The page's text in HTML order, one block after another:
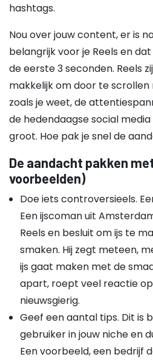
hashtags.
Nou over jouw content, er is
belangrijk voor je Reels en
de eerste 3 seconden. Reels
makkelijk om door te scrollen
zoals je weet, de
de hedendaagse social
groot. Hoe pak je snel de
De aandacht pakken
voorbeelden)
Doe iets controversieels.
Een ijscoman uit
Reels en besluit om ijs te
smaken. Hij zegt meteen,
ijs gaat maken met de
apart, roept veel reactie
nieuwsgierig.
Geef een aantal tips. Dit is
gebruiker in jouw niche en
Een voorbeeld, een bedrijf